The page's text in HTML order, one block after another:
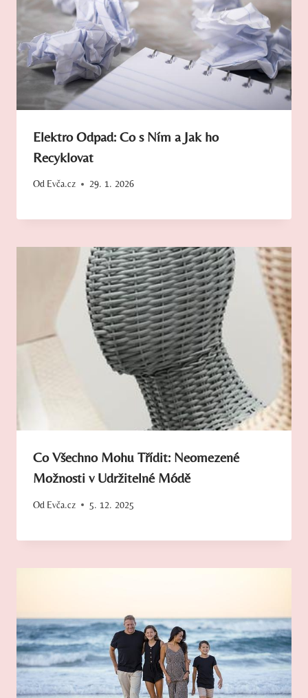
Elektro Odpad: Co s Ním a Jak ho
Recyklovat
Od Evča.cz 29. 1. 2026
Co Všechno Mohu Třídit: Neomezené
Možnosti v Udržitelné Módě
Od Evča.cz 5. 12. 2025